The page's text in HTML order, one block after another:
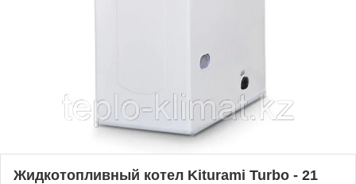
Жидкотопливный котел Kiturami Turbo - 21